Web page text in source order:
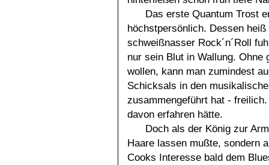
Das erste Quantum Trost
höchstpersönlich. Dessen
schweißnasser Rock´n´Roll
nur sein Blut in Wallung. Ohne
wollen, kann man zumindest
Schicksals in den
zusammengeführt hat -
davon erfahren hätte.
Doch als der König zur
Haare lassen mußte, sondern
Cooks Interesse bald dem